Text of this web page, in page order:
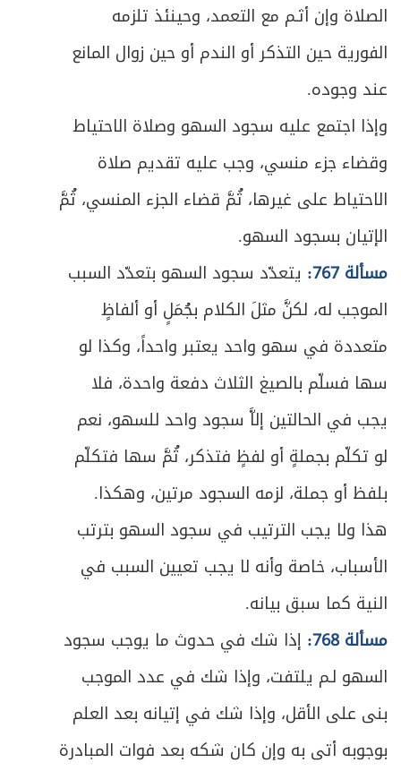
الصلاة وإن أثـم مع التعمد، وحينئذ تلزمه
الفورية حين التذكر أو الندم أو حين زوال المانع
عند وجوده.
وإذا اجتمع عليه سجود السهو وصلاة الاحتياط
وقضاء جزء منسي، وجب عليه تقديم صلاة
الاحتياط على غيرها، ثُمَّ قضاء الجزء المنسي، ثُمَّ
الإتيان بسجود السهو.
مسألة 767:
يتعدّد سجود السهو بتعدّد السبب
الموجب له، لكنَّ مثلَ الكلام بجُمَلٍ أو ألفاظٍ
متعددة في سهو واحد يعتبر واحداً، وكذا لو
سها فسلّم بالصيغ الثلاث دفعة واحدة، فلا
يجب في الحالتين إلاَّ سجود واحد للسهو، نعم
لو تكلّم بجملةٍ أو لفظٍ فتذكر، ثُمَّ سها فتكلّم
بلفظ أو جملة، لزمه السجود مرتين، وهكذا.
هذا ولا يجب الترتيب في سجود السهو بترتب
الأسباب، خاصة وأنه لا يجب تعيين السبب في
النية كما سبق بيانه.
مسألة 768:
إذا شك في حدوث ما يوجب سجود
السهو لـم يلتفت، وإذا شك في عدد الموجب
بنى على الأقل، وإذا شك في إتيانه بعد العلم
بوجوبه أتى به وإن كان شكه بعد فوات المبادرة